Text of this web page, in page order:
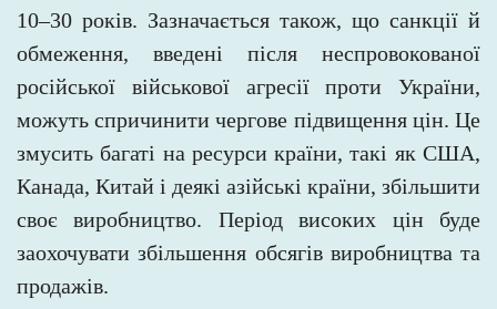
10–30 років. Зазначається також, що санкції й
обмеження, введені після неспровокованої
російської військової агресії проти України,
можуть спричинити чергове підвищення цін. Це
змусить багаті на ресурси країни, такі як США,
Канада, Китай і деякі азійські країни, збільшити
своє виробництво. Період високих цін буде
заохочувати збільшення обсягів виробництва та
продажів.